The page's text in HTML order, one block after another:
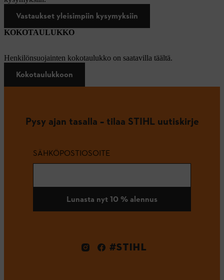
Vastaukset yleisimpiin kysymyksiin
KOKOTAULUKKO
Henkilönsuojainten kokotaulukko on saatavilla täältä.
Kokotaulukkoon
Pysy ajan tasalla – tilaa STIHL uutiskirje
SÄHKÖPOSTIOSOITE
Lunasta nyt 10 % alennus
#STIHL